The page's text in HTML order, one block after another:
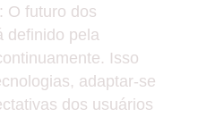
O futuro dos
definido pela
Isso
adaptar-se
dos usuários